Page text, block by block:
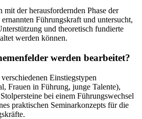
der herausfordernden Phase der
Führungskraft und untersucht,
und theoretisch fundierte
werden können.
werden bearbeitet?
Einstiegstypen
Frauen in Führung, junge Talente),
bei einem Führungswechsel
praktischen Seminarkonzepts für die